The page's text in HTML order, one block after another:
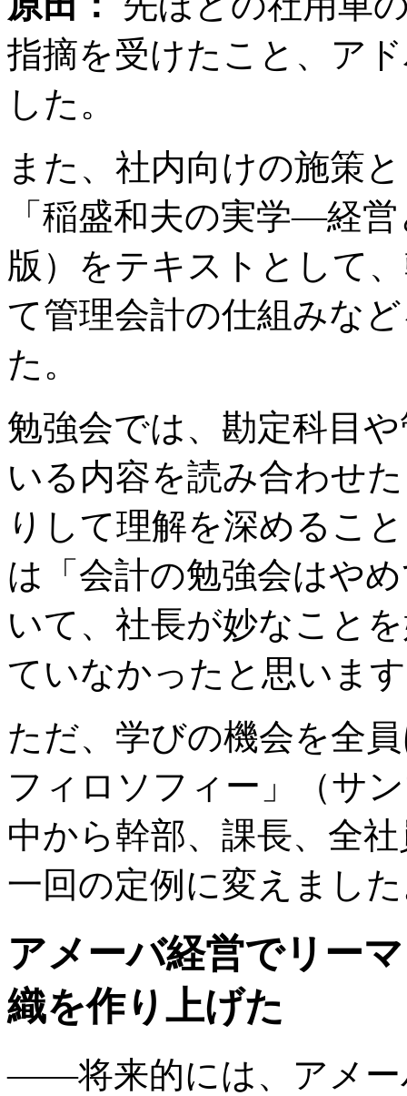
指摘を受けたこと、ア
した。
また、社内向けの施策
「稲盛和夫の実学―経
版）をテキストとして
て管理会計の仕組みな
た。
勉強会では、勘定科目
いる内容を読み合わせ
りして理解を深めるこ
は「会計の勉強会はや
いて、社長が妙なこと
ていなかったと思いま
ただ、学びの機会を全
フィロソフィー」（サ
中から幹部、課長、全
一回の定例に変えまし
アメーバ経営でリー
織を作り上げた
――将来的には、アメー